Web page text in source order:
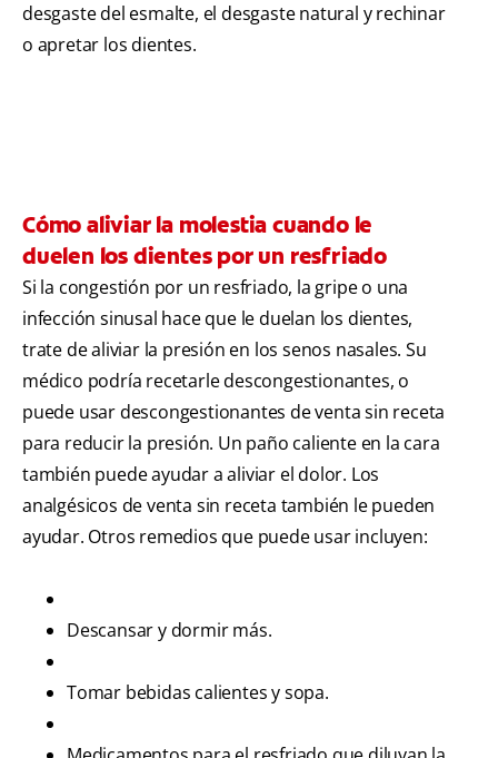
desgaste del esmalte, el desgaste natural y rechinar
o apretar los dientes.
Cómo aliviar la molestia cuando le
duelen los dientes por un resfriado
Si la congestión por un resfriado, la gripe o una
infección sinusal hace que le duelan los dientes,
trate de aliviar la presión en los senos nasales. Su
médico podría recetarle descongestionantes, o
puede usar descongestionantes de venta sin receta
para reducir la presión. Un paño caliente en la cara
también puede ayudar a aliviar el dolor. Los
analgésicos de venta sin receta también le pueden
ayudar. Otros remedios que puede usar incluyen:
Descansar y dormir más.
Tomar bebidas calientes y sopa.